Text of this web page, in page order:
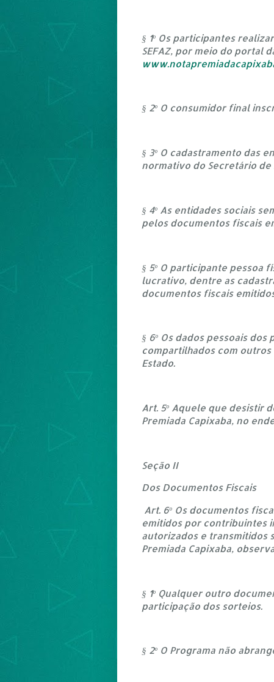
§ 1º Os participantes
SEFAZ, por meio do portal
§ 2º O consumidor final
§ 3º O cadastramento das
normativo do Secretário de
§ 4º As entidades sociais
pelos documentos fiscais
§ 5º O participante pessoa
lucrativo, dentre as
documentos fiscais
§ 6º Os dados pessoais
compartilhados com
Estado.
Art. 5º Aquele que desistir
Premiada Capixaba, no
Seção II
Dos Documentos Fiscais
Art. 6º Os documentos
emitidos por contribuintes
autorizados e transmitidos
Premiada Capixaba,
§ 1º Qualquer outro
participação dos sorteios.
§ 2º O Programa não